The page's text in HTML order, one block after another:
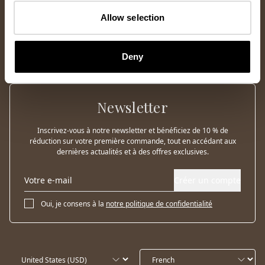
Allow selection
Deny
Newsletter
Inscrivez-vous à notre newsletter et bénéficiez de 10 % de
réduction sur votre première commande, tout en accédant aux
dernières actualités et à des offres exclusives.
Oui, je consens à la notre politique de confidentialité